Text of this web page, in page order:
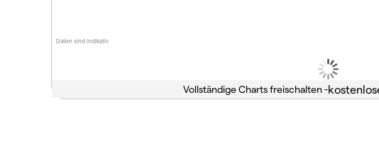
Daten sind indikativ
Vollständige Charts freischalten -